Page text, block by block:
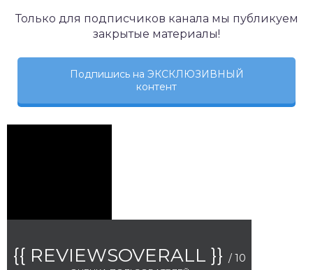
Только для подписчиков канала мы публикуем
закрытые материалы!
Подпишись на ЭКСКЛЮЗИВНЫЙ
контент
{{ REVIEWSOVERALL }} / 10